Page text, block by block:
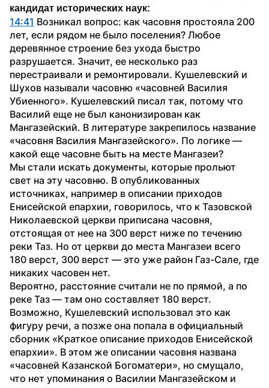
кандидат исторических наук:
14:41 Возникал вопрос: как часовня простояла 200
лет, если рядом не было поселения? Любое
деревянное строение без ухода быстро
разрушается. Значит, ее несколько раз
перестраивали и ремонтировали. Кушелевский и
Шухов называли часовню «часовней Василия
Убиенного». Кушелевский писал так, потому что
Василий еще не был канонизирован как
Мангазейский. В литературе закрепилось название
«часовня Василия Мангазейского». По логике —
какой еще часовне быть на месте Мангазеи?
Мы стали искать документы, которые прольют
свет на эту часовню. В опубликованных
источниках, например в описании приходов
Енисейской епархии, говорилось, что к Тазовской
Николаевской церкви приписана часовня,
отстоящая от нее на 300 верст ниже по течению
реки Таз. Но от церкви до места Мангазеи всего
180 верст, 300 верст — это уже район Газ-Сале, где
никаких часовен нет.
Вероятно, расстояние считали не по прямой, а по
реке Таз — там оно составляет 180 верст.
Возможно, Кушелевский использовал это как
фигуру речи, а позже она попала в официальный
сборник «Краткое описание приходов Енисейской
епархии». В этом же описании часовня названа
«часовней Казанской Богоматери», но смущало,
что нет упоминания о Василии Мангазейском и